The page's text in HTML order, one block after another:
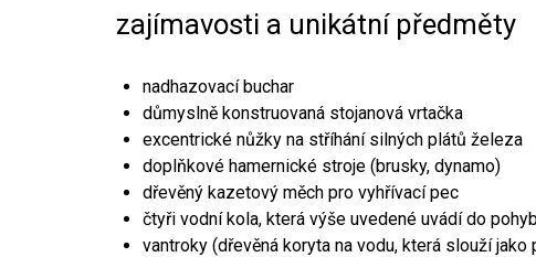
zajímavosti a unikátní předměty
nadhazovací buchar
důmyslně konstruovaná stojanová vrtačka
excentrické nůžky na stříhání silných plátů železa
doplňkové hamernické stroje (brusky, dynamo)
dřevěný kazetový měch pro vyhřívací pec
čtyři vodní kola, která výše uvedené uvádí do
vantroky (dřevěná koryta na vodu, která slouží